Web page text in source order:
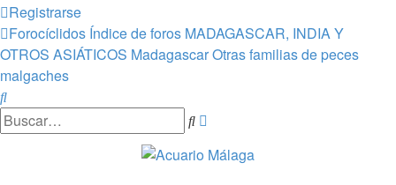
Registrarse
Forocíclidos Índice de foros MADAGASCAR, INDIA Y
OTROS ASIÁTICOS MadagascarOtras familias de peces
malgaches
Buscar
Buscar